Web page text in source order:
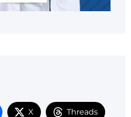
X Threads